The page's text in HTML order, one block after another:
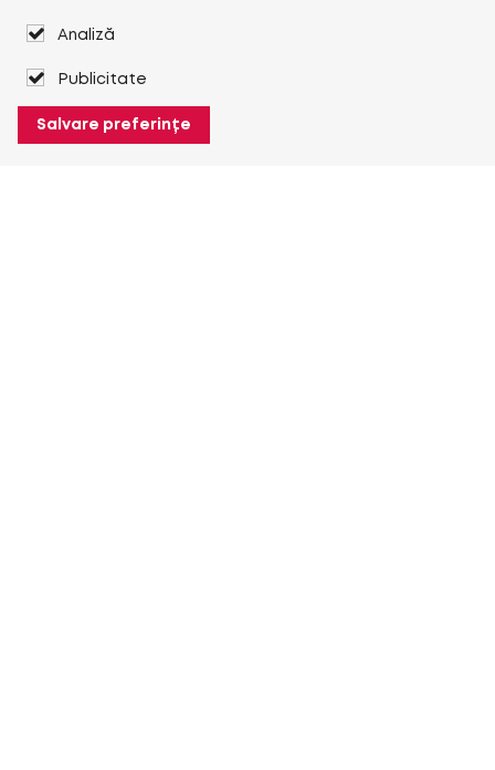
Analiză
Publicitate
Salvare preferințe